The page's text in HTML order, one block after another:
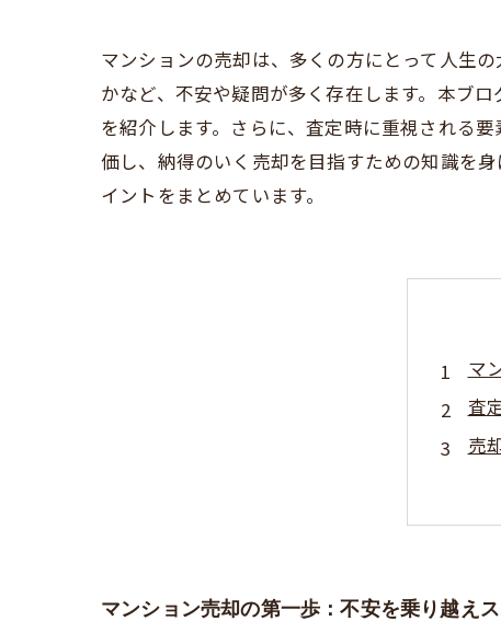
マンションの売却は、多くの方にとって人生
かなど、不安や疑問が多く存在します。本ブ
を紹介します。さらに、査定時に重視される
価し、納得のいく売却を目指すための知識を
イントをまとめています。
マ
査
売
売
査
マンション売却の第一歩：不安を乗り越え